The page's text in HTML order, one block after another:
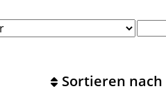
Sortieren nach